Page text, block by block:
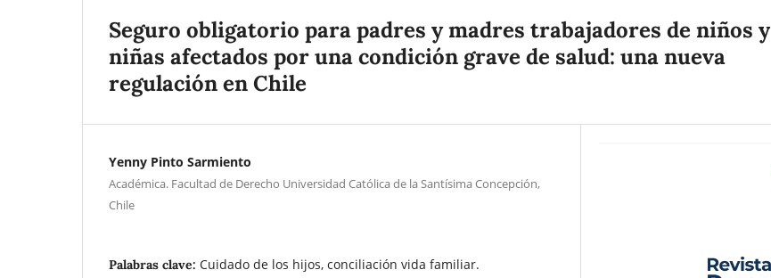
Seguro obligatorio para padres y madres trabajadores de niños y
niñas afectados por una condición grave de salud: una nueva
regulación en Chile
Yenny Pinto Sarmiento
Académica. Facultad de Derecho Universidad Católica de la Santísima Concepción,
Chile
Palabras clave: Cuidado de los hijos, conciliación vida familiar.